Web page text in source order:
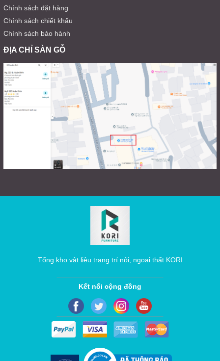
Chính sách đặt hàng
Chính sách chiết khấu
Chính sách bảo hành
ĐỊA CHỈ SÀN GỖ
Tổng kho vật liệu trang trí nội, ngoại thất KORI
Kết nối cộng đồng